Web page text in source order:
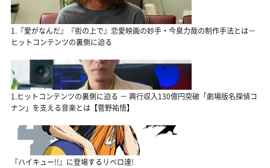
1.『愛がなんだ』『街の上で』恋愛映画の妙手・今泉力哉の制作手法とは－
ヒットコンテンツの裏側に迫る
1.ヒットコンテンツの裏側に迫る － 興行収入130億円突破「劇場版名探偵コ
ナン」を支える音楽とは【菅野祐悟】
『ハイキュー!!』に登場するリベロ達!